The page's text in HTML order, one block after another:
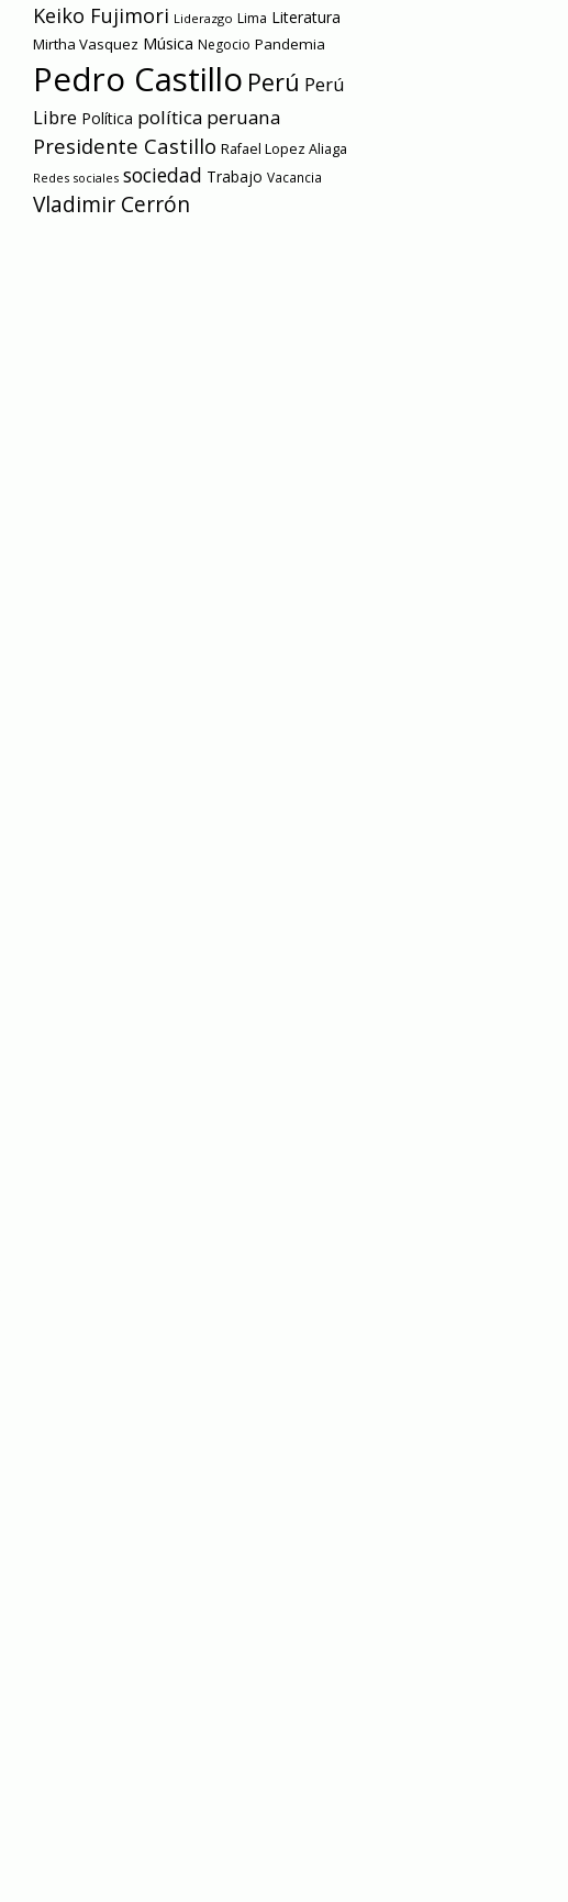
Keiko Fujimori Liderazgo Lima Literatura
Mirtha Vasquez Música Negocio Pandemia
Pedro Castillo Perú Perú
Libre Política política peruana
Presidente Castillo Rafael Lopez Aliaga
Redes sociales sociedad Trabajo Vacancia
Vladimir Cerrón